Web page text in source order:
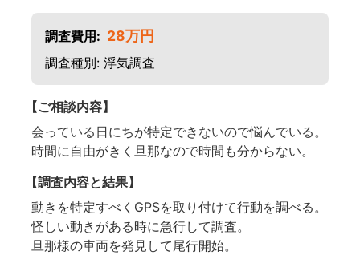
調査費用: 28万円
調査種別: 浮気調査
【ご相談内容】
会っている日にちが特定できないので悩んでいる。
時間に自由がきく旦那なので時間も分からない。
【調査内容と結果】
動きを特定すべくGPSを取り付けて行動を調べる。
怪しい動きがある時に急行して調査。
旦那様の車両を発見して尾行開始。